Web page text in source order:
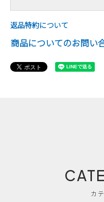
返品特約について
商品についてのお問い
カ